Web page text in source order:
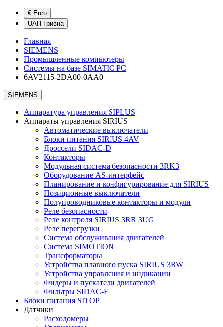
€ Euro
UAH Гривна
Главная
SIEMENS
Промышленные компьютеры
Системы на базе SIMATIC PC
6AV2115-2DA00-0AA0
SIEMENS
Аппаратура управления SIPLUS
Аппараты управления SIRIUS
Автоматические выключатели
Блоки питания SIRIUS 4AV
Дроссели SIDAC-D
Контакторы
Модульная система безопасности 3RK3
Оборудование AS-интерфейс
Планирование и конфигурирование для SIRIUS
Позиционные выключатели
Полупроводниковые контакторы и модули
Реле безопасности
Реле контроля SIRIUS 3RR 3UG
Реле перегрузки
Сиcтема обслуживания двигателей
Система SIMOTION
Трансформаторы
Устройства плавного пуска SIRIUS 3RW
Устройства управления и индикации
Фидеры и пускатели двигателей
Фильтры SIDAC-F
Блоки питания SITOP
Датчики
Расходомеры